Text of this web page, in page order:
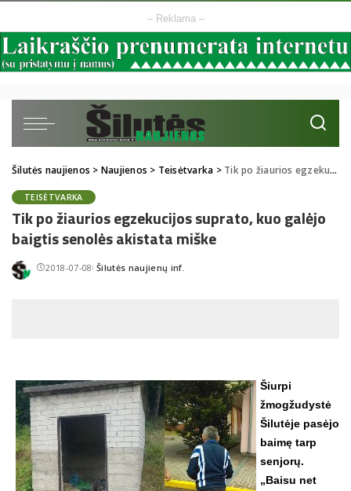
– Reklama –
Šilutės naujienos > Naujienos > Teisėtvarka > Tik po žiaurios egzekucijos suprato, kuo galėjo baigtis senolės akistata miške
TEISĖTVARKA
Tik po žiaurios egzekucijos suprato, kuo galėjo
baigtis senolės akistata miške
2018-07-08Posted
Šilutės naujienų inf.
Šiurpi
žmogžudystė
Šilutėje pasėjo
baimę tarp
senjorų.
„Baisu net